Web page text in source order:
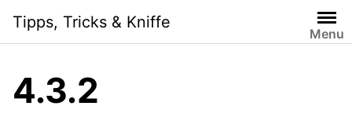
content
Tipps, Tricks & Kniffe
Menu
4.3.2